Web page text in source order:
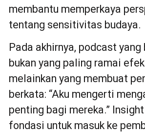
membantu memperkaya
tentang sensitivitas budaya.
Pada akhirnya, podcast yang
bukan yang paling ramai
melainkan yang membuat
berkata: “Aku mengerti
penting bagi mereka.”
fondasi untuk masuk ke